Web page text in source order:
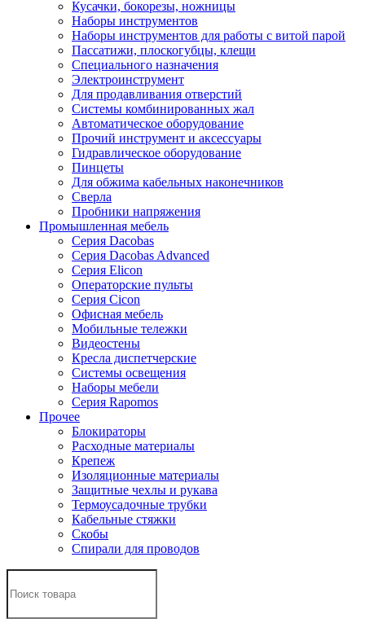
Кусачки, бокорезы, ножницы
Наборы инструментов
Наборы инструментов для работы с витой парой
Пассатижи, плоскогубцы, клещи
Специального назначения
Электроинструмент
Для продавливания отверстий
Системы комбинированных жал
Автоматическое оборудование
Прочий инструмент и аксессуары
Гидравлическое оборудование
Пинцеты
Для обжима кабельных наконечников
Сверла
Пробники напряжения
Промышленная мебель
Серия Dacobas
Серия Dacobas Advanced
Серия Elicon
Операторские пульты
Серия Cicon
Офисная мебель
Мобильные тележки
Видеостены
Кресла диспетчерские
Системы освещения
Наборы мебели
Серия Rapomos
Прочее
Блокираторы
Расходные материалы
Крепеж
Изоляционные материалы
Защитные чехлы и рукава
Термоусадочные трубки
Кабельные стяжки
Скобы
Спирали для проводов